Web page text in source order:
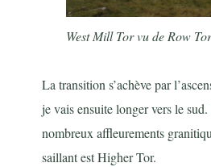
West Mill Tor vu de Row
La transition s’achève par
je vais ensuite longer vers le
nombreux affleurements
saillant est Higher Tor.